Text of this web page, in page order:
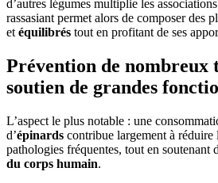
d’autres légumes multiplie les
rassasiant permet alors de composer des
et équilibrés tout en profitant de ses
Prévention de nombreux
soutien de grandes
L’aspect le plus notable : une
d’épinards contribue largement à réduire
pathologies fréquentes, tout en soutenant
du corps humain.